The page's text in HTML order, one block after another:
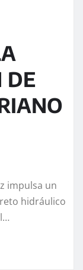
DE
impulsa un
hidráulico